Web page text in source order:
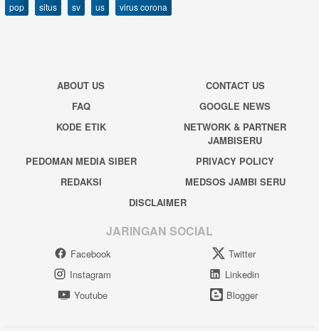
pop
situs sv us virus corona
ABOUT US
CONTACT US
FAQ
GOOGLE NEWS
KODE ETIK
NETWORK & PARTNER
JAMBISERU
PEDOMAN MEDIA SIBER
PRIVACY POLICY
REDAKSI
MEDSOS JAMBI SERU
DISCLAIMER
JARINGAN SOCIAL
Facebook
Twitter
Instagram
Linkedin
Youtube
Blogger